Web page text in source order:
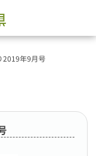
2019年9月号